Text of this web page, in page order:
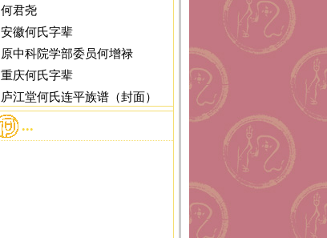
何君尧
安徽何氏字辈
原中科院学部委员何增禄
重庆何氏字辈
庐江堂何氏连平族谱（封面）
...